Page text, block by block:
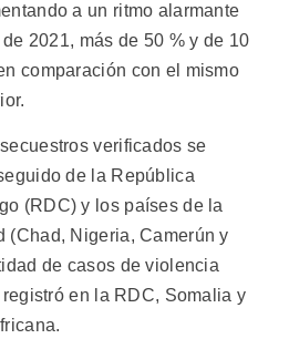
a un ritmo alarmante
2021, más de 50 % y de 10
comparación con el mismo
verificados se
de la República
(RDC) y los países de la
(Chad, Nigeria, Camerún y
de casos de violencia
en la RDC, Somalia y